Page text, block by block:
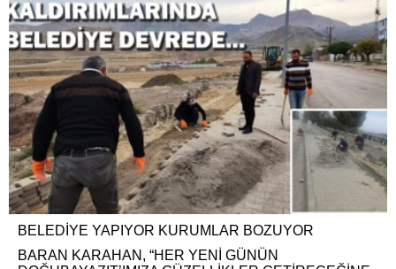
BELEDİYE YAPIYOR KURUMLAR BOZUYOR
BARAN KARAHAN, “HER YENİ GÜNÜN